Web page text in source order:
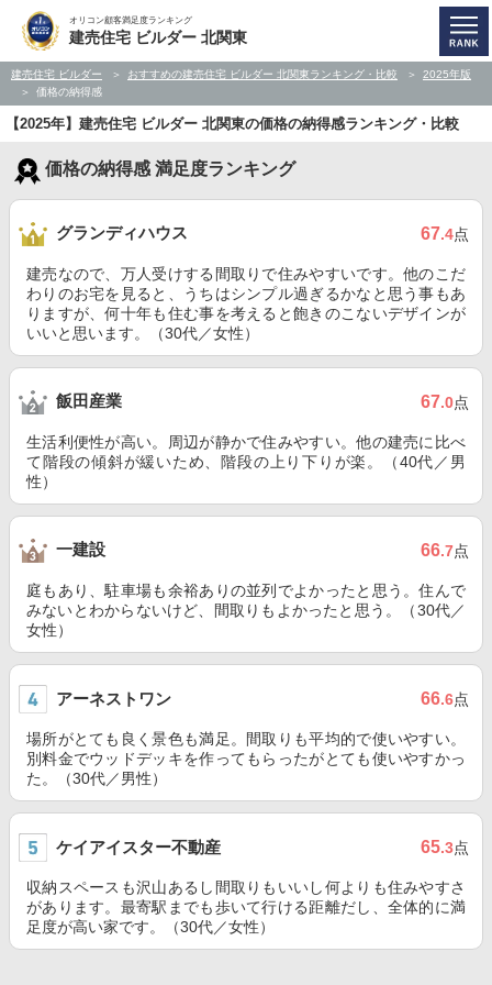
オリコン顧客満足度ランキング
建売住宅 ビルダー 北関東
建売住宅 ビルダー おすすめの建売住宅 ビルダー 北関東ランキング・比較
2025年版
価格の納得感
【2025年】建売住宅 ビルダー 北関東の価格の納得感ランキング・比較
価格の納得感 満足度ランキング
グランディハウス 67.4点
建売なので、万人受けする間取りで住みやすいです。他のこだ
わりのお宅を見ると、うちはシンプル過ぎるかなと思う事もあ
りますが、何十年も住む事を考えると飽きのこないデザインが
いいと思います。（30代／女性）
飯田産業 67.0点
生活利便性が高い。周辺が静かで住みやすい。他の建売に比べ
て階段の傾斜が緩いため、階段の上り下りが楽。（40代／男
性）
一建設 66.7点
庭もあり、駐車場も余裕ありの並列でよかったと思う。住んで
みないとわからないけど、間取りもよかったと思う。（30代／
女性）
アーネストワン 66.6点
場所がとても良く景色も満足。間取りも平均的で使いやすい。
別料金でウッドデッキを作ってもらったがとても使いやすかっ
た。（30代／男性）
ケイアイスター不動産 65.3点
収納スペースも沢山あるし間取りもいいし何よりも住みやすさ
があります。最寄駅までも歩いて行ける距離だし、全体的に満
足度が高い家です。（30代／女性）